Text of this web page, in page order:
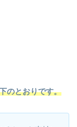
のとおりです。